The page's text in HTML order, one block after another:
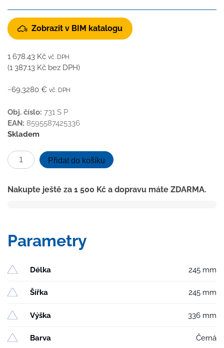
Zobrazit v BIM katalogu
1 678.43 Kč vč. DPH
(1 387.13 Kč bez DPH)
~69,3280 € vč. DPH
Obj. číslo: 731 S P
EAN: 8595587425336
Skladem
Kanalizační
vpusť
D110-
plastová
SUN
množství
Přidat do košíku
Nakupte ještě za 1 500 Kč a dopravu máte ZDARMA.
Parametry
Délka 245 mm
Šířka 245 mm
Výška 336 mm
Barva Černá